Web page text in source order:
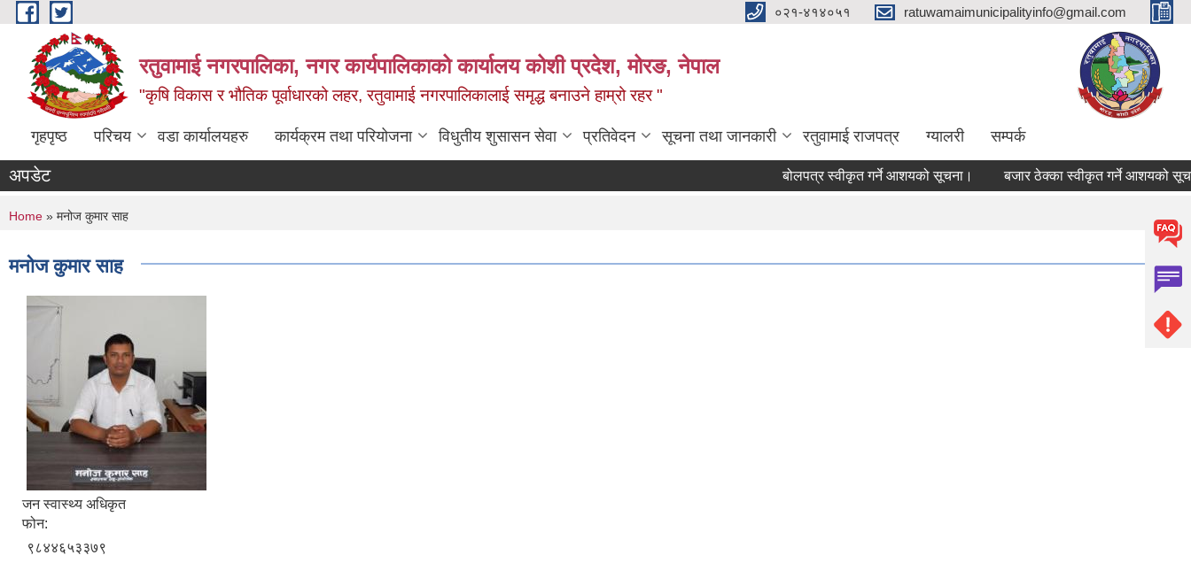
Skip to main content ०२१-४१४०५१ ratuwamaimunicipalityinfo@gmail.com
रतुवामाई नगरपालिका, नगर कार्यपालिकाको कार्यालय कोशी प्रदेश, मोरङ, नेपाल
"कृषि विकास र भौतिक पूर्वाधारको लहर, रतुवामाई नगरपालिकालाई समृद्ध बनाउने हाम्रो रहर "
गृहपृष्ठ परिचय वडा कार्यालयहरु कार्यक्रम तथा परियोजना विधुतीय शुसासन सेवा प्रतिवेदन सूचना तथा जानकारी रतुवामाई राजपत्र ग्यालरी सम्पर्क
अपडेट बोलपत्र स्वीकृत गर्ने आशयको सूचना। बजार ठेक्का स्वीकृत गर्ने आशयको सूचना।
You are here
Home » मनोज कुमार साह
मनोज कुमार साह
जन स्वास्थ्य अधिकृत
फोन:
९८४४६५३३७९